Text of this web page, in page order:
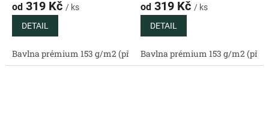
od 319 Kč / ks
DETAIL
Bavlna prémium 153 g/m2 (přírodní) Bavlněný satén 130 g/
od 319 Kč / ks
DETAIL
Bavlna prémium 153 g/m2